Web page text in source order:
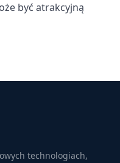
być atrakcyjną
technologiach,